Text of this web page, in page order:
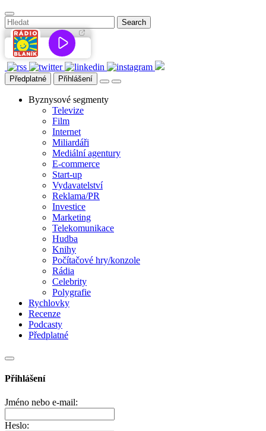
Předplatné Přihlášení
Byznysové segmenty
Televize
Film
Internet
Miliardáři
Mediální agentury
E-commerce
Start-up
Vydavatelství
Reklama/PR
Investice
Marketing
Telekomunikace
Hudba
Knihy
Počítačové hry/konzole
Rádia
Celebrity
Polygrafie
Rychlovky
Recenze
Podcasty
Předplatné
Přihlášení
Jméno nebo e-mail:
Heslo: